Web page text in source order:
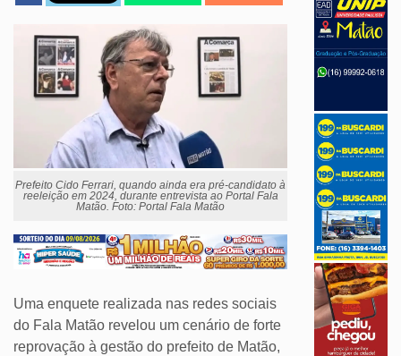
Prefeito Cido Ferrari, quando ainda era pré-candidato à
reeleição em 2024, durante entrevista ao Portal Fala
Matão. Foto: Portal Fala Matão
Uma enquete realizada nas redes sociais
do Fala Matão revelou um cenário de forte
reprovação à gestão do prefeito de Matão,